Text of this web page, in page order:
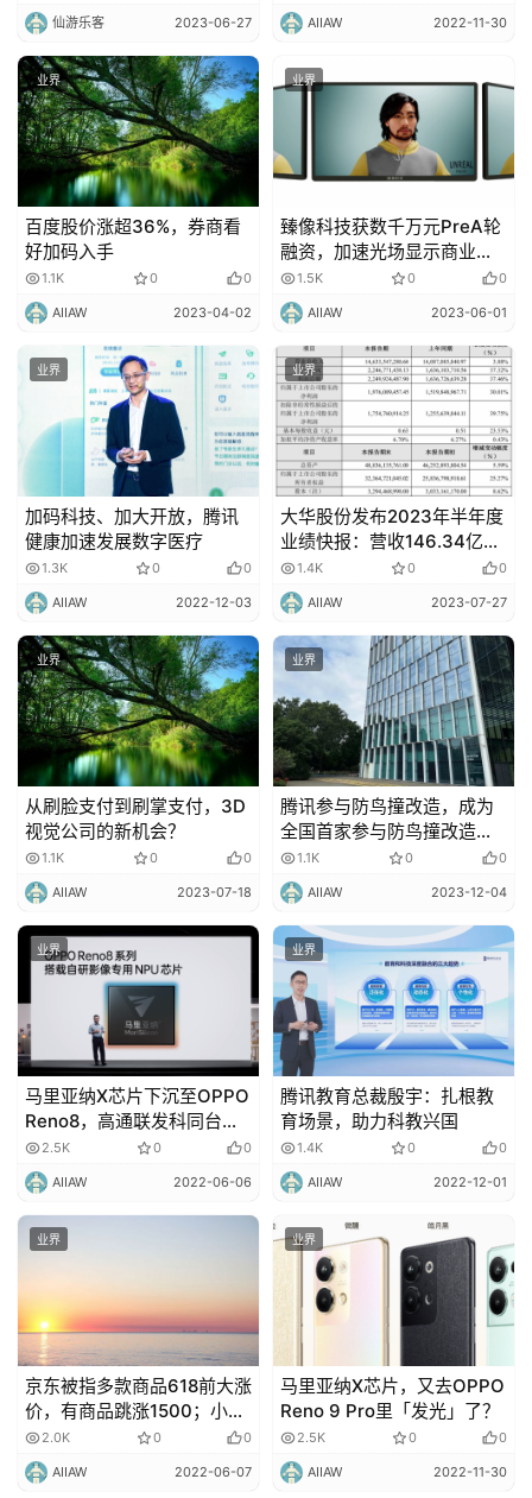
仙游乐客 2023-06-27 AIIAW 2022-11-30
业界
百度股价涨超36%，券商看
好加码入手
1.1K 0 0
AIIAW 2023-04-02
业界
臻像科技获数千万元PreA轮
融资，加速光场显示商业化
落地应用
1.5K 0 0
AIIAW 2023-06-01
业界
加码科技、加大开放，腾讯
健康加速发展数字医疗
1.3K 0 0
AIIAW 2022-12-03
业界
大华股份发布2023年半年度
业绩快报：营收146.34亿
元，业绩持续增长
1.4K 0 0
AIIAW 2023-07-27
业界
从刷脸支付到刷掌支付，3D
视觉公司的新机会？
1.1K 0 0
AIIAW 2023-07-18
业界
腾讯参与防鸟撞改造，成为
全国首家参与防鸟撞改造的
互联网企业
1.1K 0 0
AIIAW 2023-12-04
业界
马里亚纳X芯片下沉至OPPO
Reno8，高通联发科同台竞
技2.5K 0 0
AIIAW 2022-06-06
业界
腾讯教育总裁殷宇：扎根教
育场景，助力科教兴国
1.4K 0 0
AIIAW 2022-12-01
业界
京东被指​多款商品618前大涨
价，有商品跳涨1500；小鹏
多部门调整裁员，数位高管
离职
2.0K 0 0
AIIAW 2022-06-07
业界
马里亚纳X芯片，又去OPPO
Reno 9 Pro里「发光」了？
2.5K 0 0
AIIAW 2022-11-30